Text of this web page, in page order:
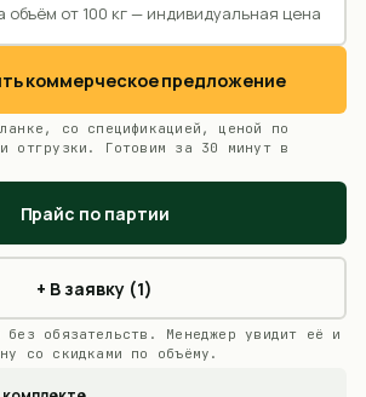
объём от 100 кг — индивидуальная цена
коммерческое предложение
со спецификацией, ценой по
отгрузки. Готовим за 30 минут в
Прайс по партии
+ В заявку (1)
без обязательств. Менеджер увидит её и
со скидками по объёму.